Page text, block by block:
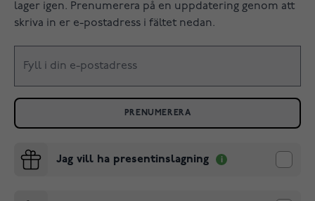
lager igen. Prenumerera på en uppdatering genom att
skriva in er e-postadress i fältet nedan.
PRENUMERERA
Jag vill ha presentinslagning